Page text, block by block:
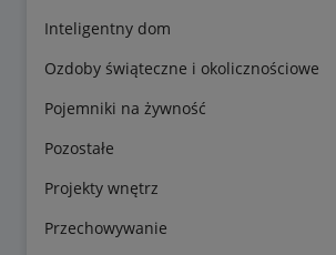
Inteligentny dom
Ozdoby świąteczne i okolicznościowe
Pojemniki na żywność
Pozostałe
Projekty wnętrz
Przechowywanie